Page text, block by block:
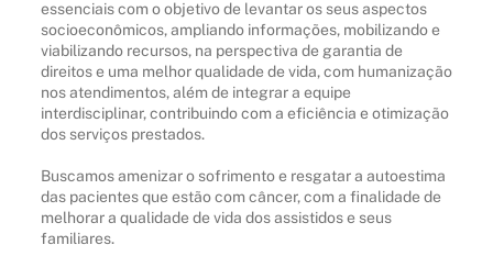
essenciais com o objetivo de levantar os seus aspectos
socioeconômicos, ampliando informações, mobilizando e
viabilizando recursos, na perspectiva de garantia de
direitos e uma melhor qualidade de vida, com humanização
nos atendimentos, além de integrar a equipe
interdisciplinar, contribuindo com a eficiência e otimização
dos serviços prestados.
Buscamos amenizar o sofrimento e resgatar a autoestima
das pacientes que estão com câncer, com a finalidade de
melhorar a qualidade de vida dos assistidos e seus
familiares.